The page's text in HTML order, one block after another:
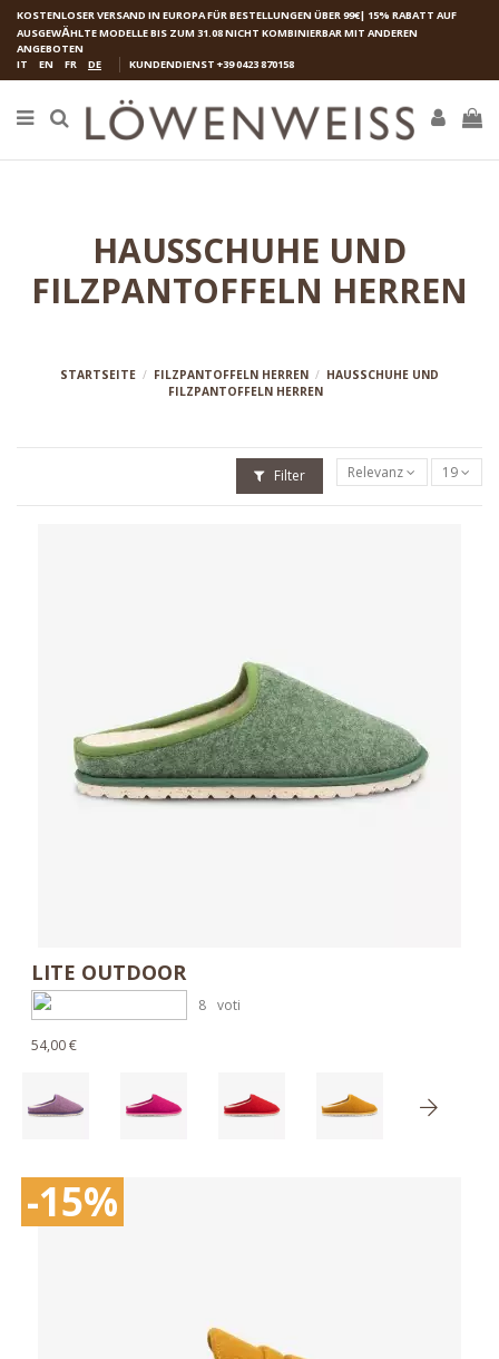
KOSTENLOSER VERSAND IN EUROPA FÜR BESTELLUNGEN ÜBER 99€| 15% RABATT AUF
AUSGEWӒHLTE MODELLE BIS ZUM 31.08 NICHT KOMBINIERBAR MIT ANDEREN
ANGEBOTEN
IT
EN FR DE KUNDENDIENST +39 0423 870158
HAUSSCHUHE UND
FILZPANTOFFELN HERREN
STARTSEITE FILZPANTOFFELN HERREN
HAUSSCHUHE UND
FILZPANTOFFELN HERREN
Filter Relevanz 19
LITE OUTDOOR
8 voti
54,00 €
-15%